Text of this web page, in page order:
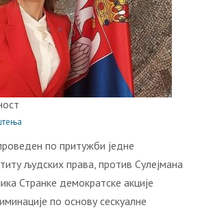
по притужби једне
људских права, против Сулејмана
Странке демократске акције
по основу сескуалне